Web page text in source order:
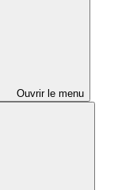
Ouvrir le menu